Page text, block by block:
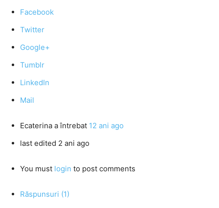
Facebook
Twitter
Google+
Tumblr
LinkedIn
Mail
Ecaterina a întrebat 12 ani ago
last edited 2 ani ago
You must login to post comments
Răspunsuri (1)